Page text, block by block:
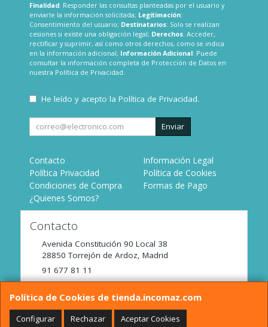
Política de Cookies de tienda.incomaz.com
Configurar Rechazar Aceptar Cookies
Finalidad: Responder las consultas planteadas por el usuario y
enviarle la información solicitada; Legitimación:
Consentimiento del usuario; Destinatarios: Solo se realizan
cesiones si existe una obligación legal; Derechos: Acceder,
rectificar y suprimir, así como otros derechos, como se indica
en la información adicional; Información Adicional: Puede
consultar la información completa de Protección de Datos en
nuestra Política de Privacidad.
He leído y acepto la Política de Privacidad.
Enviar
Contacto
Información Legal
Política Privacidad
Política de Cookies
Condiciones de Compra
Formas de Pago
¿Quienes Somos?
Contacto
Avenida Constitución 90 Local 38
28850 Torrejón de Ardoz, Madrid
91 677 81 11
tienda@incomaz.com